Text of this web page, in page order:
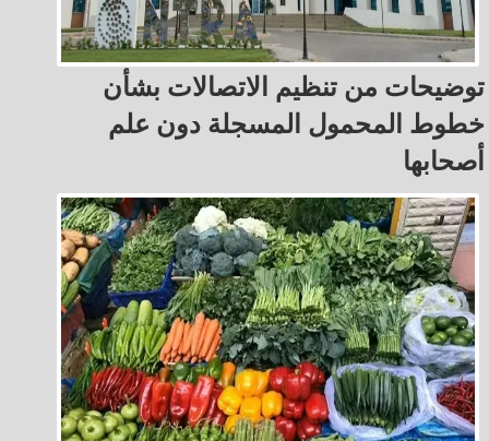
توضيحات من تنظيم الاتصالات بشأن
خطوط المحمول المسجلة دون علم
أصحابها